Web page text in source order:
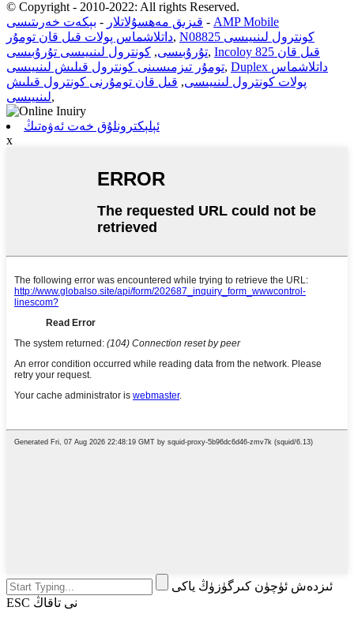
© Copyright - 2010-2022: All rights Reserved.
قىزىق مەھسۇلاتلار - بېكەت خەرىتىسى - AMP Mobile
داتلاشماس پولات قىل قان تومۇر, N08825 كونترول لىنىيىسى
تۇرۇبىسى, كونترول لىنىيىسى تۇرۇبىسى , Incoloy 825 قىل قان
تومۇر تىزمىسىنى كونترول قىلىش لىنىيىسى, Duplex داتلاشماس
پولات كونترول لىنىيىسى, قىل قان تومۇرنى كونترول قىلىش
لىنىيىسى,
ئېلېكترونلۇق خەت ئەۋەتىڭ
x
ئىزدەش ئۈچۈن كىرگۈزۈڭ ياكى
ESC نى تاقاڭ